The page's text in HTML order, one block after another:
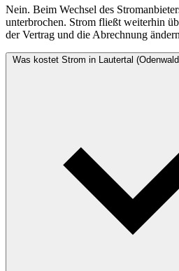
Nein. Beim Wechsel des
unterbrochen. Strom fließt weiterhin
der Vertrag und die Abrechnung
Was kostet Strom in Lautertal